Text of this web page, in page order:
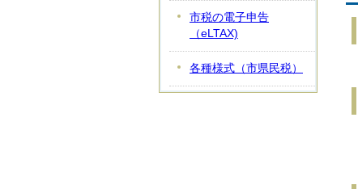
市税の電子申告
（eLTAX)
各種様式（市県民税）